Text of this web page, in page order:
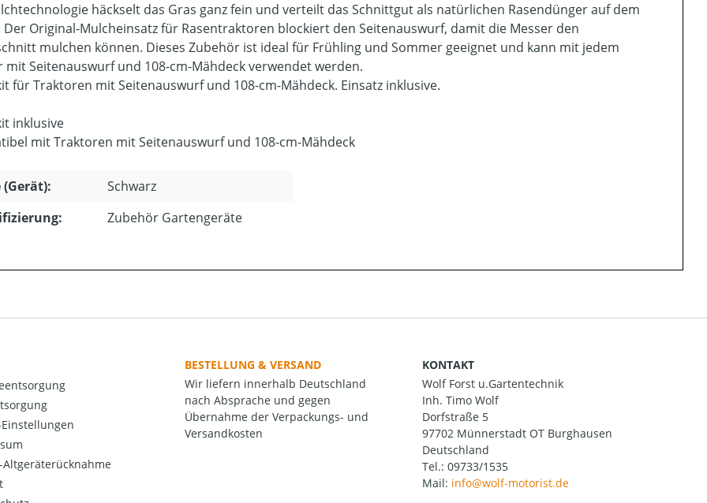
häckselt das Gras ganz fein und verteilt das Schnittgut als natürlichen Rasendünger auf dem
Der Original-Mulcheinsatz für Rasentraktoren blockiert den Seitenauswurf, damit die Messer den
mulchen können. Dieses Zubehör ist ideal für Frühling und Sommer geeignet und kann mit jedem
mit Seitenauswurf und 108-cm-Mähdeck verwendet werden.
für Traktoren mit Seitenauswurf und 108-cm-Mähdeck. Einsatz inklusive.
inklusive
mit Traktoren mit Seitenauswurf und 108-cm-Mähdeck
(Gerät):
Schwarz
Zubehör Gartengeräte
Einstellungen
Altgeräterücknahme
BESTELLUNG & VERSAND
Wir liefern innerhalb Deutschland
nach Absprache und gegen
Übernahme der Verpackungs- und
Versandkosten
KONTAKT
Wolf Forst u.Gartentechnik
Inh. Timo Wolf
Dorfstraße 5
97702 Münnerstadt OT Burghausen
Deutschland
Tel.: 09733/1535
Mail: